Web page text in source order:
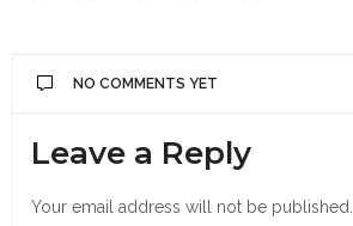
NO COMMENTS YET
Leave a Reply
Your email address will not be published.